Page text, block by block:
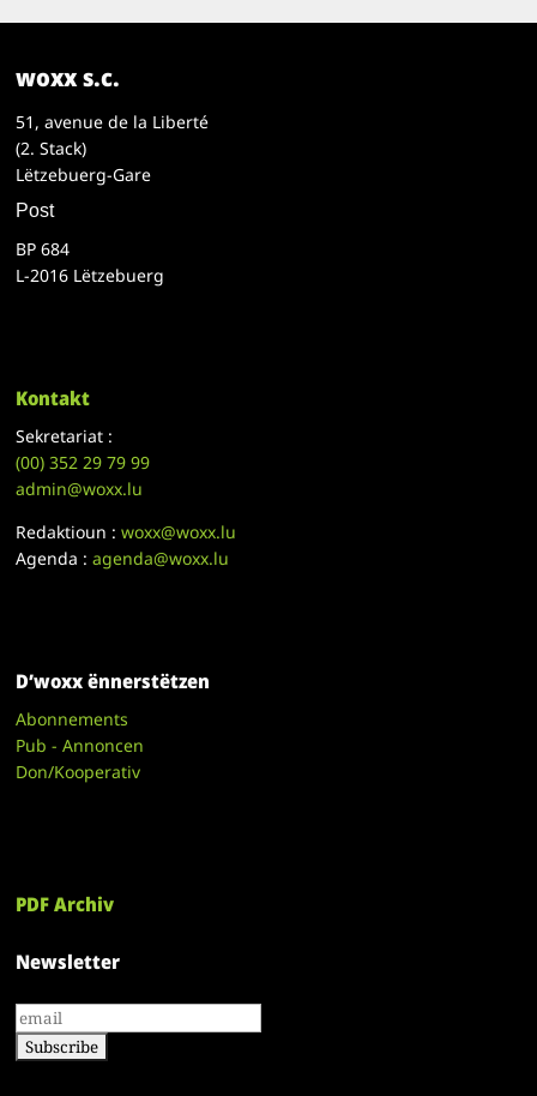
woxx s.c.
51, avenue de la Liberté
(2. Stack)
Lëtzebuerg-Gare
Post
BP 684
L-2016 Lëtzebuerg
Kontakt
Sekretariat :
(00)352 29 79 99
admin@woxx.lu
Redaktioun :woxx@woxx.lu
Agenda :agenda@woxx.lu
D’woxx ënnerstëtzen
Abonnements
Pub - Annoncen
Don/Kooperativ
PDF Archiv
Newsletter